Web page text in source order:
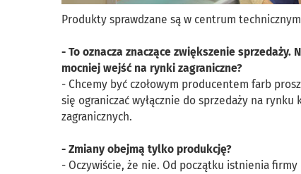
Produkty sprawdzane są w centrum
- To oznacza znaczące zwiększenie
mocniej wejść na rynki zagraniczne?
- Chcemy być czołowym producentem farb
się ograniczać wyłącznie do sprzedaży na
zagranicznych.
- Zmiany obejmą tylko produkcję?
- Oczywiście, że nie. Od początku istnienia